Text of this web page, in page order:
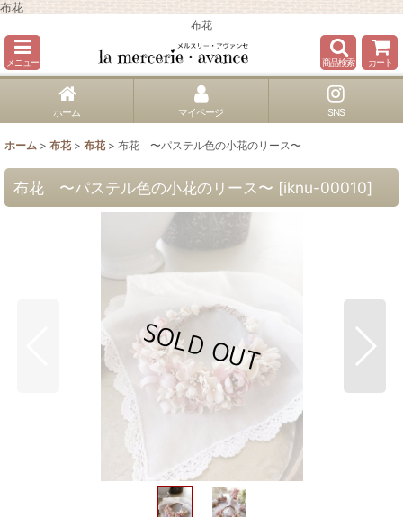
布花
布花
メニュー 商品検索 カート
ホーム マイページ SNS
ホーム > 布花 > 布花 > 布花 〜パステル色の小花のリース〜
布花 〜パステル色の小花のリース〜 [iknu-00010]